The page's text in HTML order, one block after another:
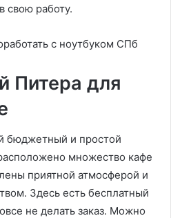
свою работу.
Питера для
бюджетный и простой
множество кафе
приятной атмосферой и
Здесь есть бесплатный
не делать заказ. Можно